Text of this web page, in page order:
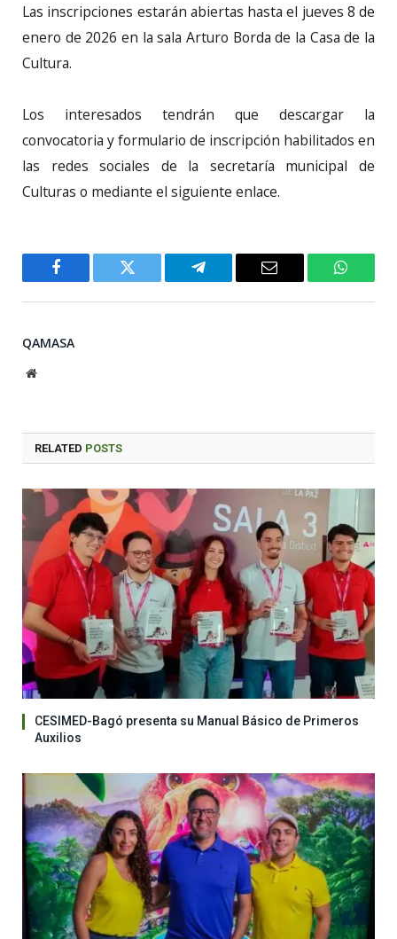
Las inscripciones estarán abiertas hasta el jueves 8 de
enero de 2026 en la sala Arturo Borda de la Casa de la
Cultura.
Los interesados tendrán que descargar la
convocatoria y formulario de inscripción habilitados en
las redes sociales de la secretaría municipal de
Culturas o mediante el siguiente enlace.
Facebook Twitter Telegram Email
QAMASA
Website
RELATED POSTS
CESIMED-Bagó presenta su Manual Básico de Primeros
Auxilios